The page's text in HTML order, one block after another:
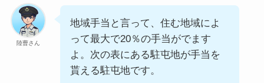
陸曹さん
地域手当と言って、住む地域によ
って最大で20％の手当がでます
よ。次の表にある駐屯地が手当を
貰える駐屯地です。